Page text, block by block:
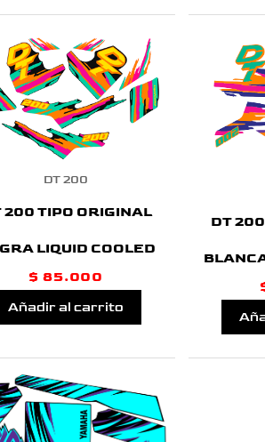
DT 200
200 TIPO ORIGINAL
LIQUID COOLED
$ 85.000
Añadir al carrito
DT